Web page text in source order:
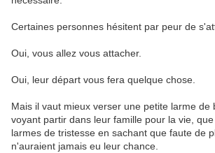
Certaines personnes hésitent par peur de
Oui, vous allez vous attacher.
Oui, leur départ vous fera quelque chose.
Mais il vaut mieux verser une petite larme de
voyant partir dans leur famille pour la vie,
larmes de tristesse en sachant que faute de
n'auraient jamais eu leur chance.